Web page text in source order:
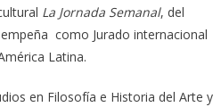
La Jornada Semanal, del
como Jurado internacional
Latina.
en Filosofía e Historia del Arte y